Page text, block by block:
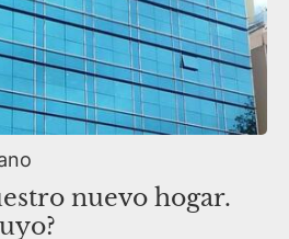
nuevo hogar.